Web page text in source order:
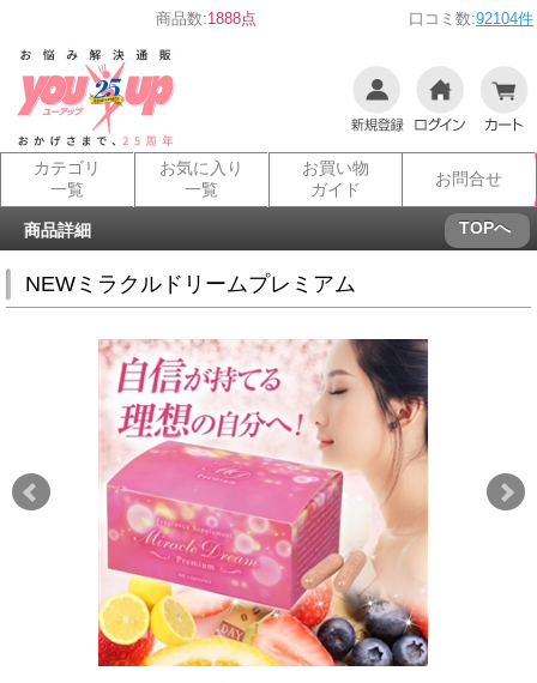
商品数:1888点 口コミ数:92104件
カテゴリ
一覧
お気に入り
一覧
お買い物
ガイド
お問合せ
商品詳細 TOPへ
NEWミラクルドリームプレミアム